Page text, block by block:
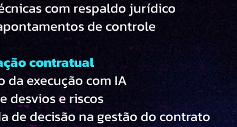
com respaldo jurídico
de controle
contratual
execução com IA
desvios e riscos
de decisão na gestão do contrato